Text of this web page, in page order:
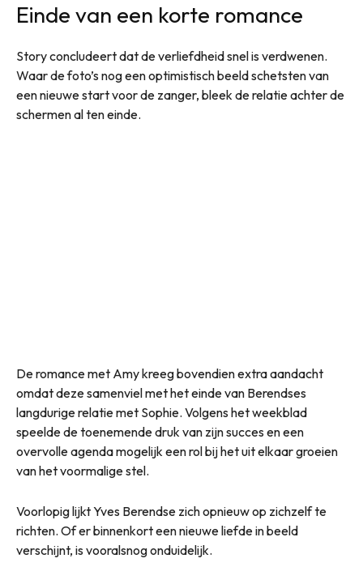
Einde van een korte romance
Story concludeert dat de verliefdheid snel is verdwenen.
Waar de foto’s nog een optimistisch beeld schetsten van
een nieuwe start voor de zanger, bleek de relatie achter de
schermen al ten einde.
De romance met Amy kreeg bovendien extra aandacht
omdat deze samenviel met het einde van Berendses
langdurige relatie met Sophie. Volgens het weekblad
speelde de toenemende druk van zijn succes en een
overvolle agenda mogelijk een rol bij het uit elkaar groeien
van het voormalige stel.
Voorlopig lijkt Yves Berendse zich opnieuw op zichzelf te
richten. Of er binnenkort een nieuwe liefde in beeld
verschijnt, is vooralsnog onduidelijk.